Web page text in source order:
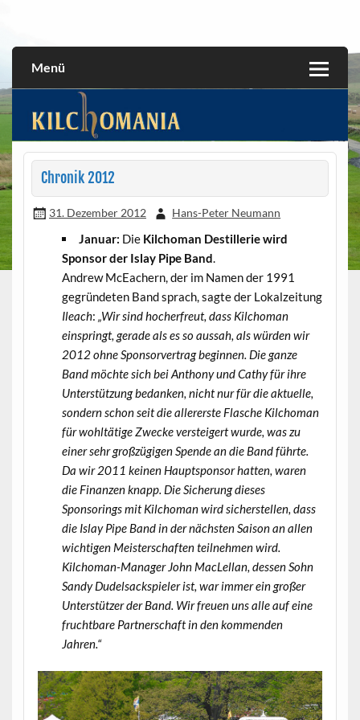
Menü
Chronik 2012
31. Dezember 2012 Hans-Peter Neumann
Januar: Die Kilchoman Destillerie wird
Sponsor der Islay Pipe Band
Andrew McEachern, der im Namen der 1991
gegründeten Band sprach, sagte der Lokalzeitung
Ileach: „Wir sind hocherfreut, dass Kilchoman
einspringt, gerade als es so aussah, als würden wir
2012 ohne Sponsorvertrag beginnen. Die ganze
Band möchte sich bei Anthony und Cathy für ihre
Unterstützung bedanken, nicht nur für die aktuelle,
sondern schon seit die allererste Flasche Kilchoman
für wohltätige Zwecke versteigert wurde, was zu
einer sehr großzügigen Spende an die Band führte.
Da wir 2011 keinen Hauptsponsor hatten, waren
die Finanzen knapp. Die Sicherung dieses
Sponsorings mit Kilchoman wird sicherstellen, dass
die Islay Pipe Band in der nächsten Saison an allen
wichtigen Meisterschaften teilnehmen wird.
Kilchoman-Manager John MacLellan, dessen Sohn
Sandy Dudelsackspieler ist, war immer ein großer
Unterstützer der Band. Wir freuen uns alle auf eine
fruchtbare Partnerschaft in den kommenden
Jahren.“